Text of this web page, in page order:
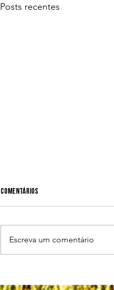
Posts recentes
Biosseguridade: 7º, 8º e 9º elos
Comentários
Escreva um comentário